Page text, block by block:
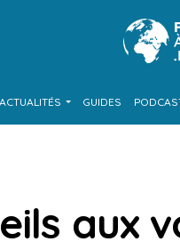
GUIDES
aux